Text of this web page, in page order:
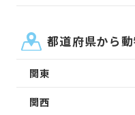
都道府県から
関東
関西